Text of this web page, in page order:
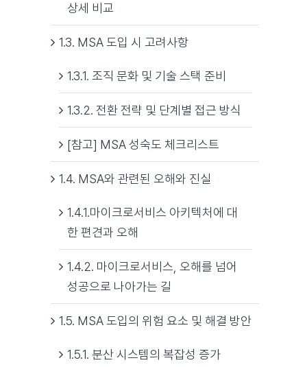
상세 비교
1.3. MSA 도입 시 고려사항
1.3.1. 조직 문화 및 기술 스택 준비
1.3.2. 전환 전략 및 단계별 접근 방식
[참고] MSA 성숙도 체크리스트
1.4. MSA와 관련된 오해와 진실
1.4.1.마이크로서비스 아키텍처에 대
한 편견과 오해
1.4.2. 마이크로서비스, 오해를 넘어
성공으로 나아가는 길
1.5. MSA 도입의 위험 요소 및 해결 방안
1.5.1. 분산 시스템의 복잡성 증가